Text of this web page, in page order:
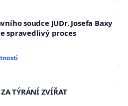
soudce JUDr. Josefa Baxy
spravedlivý proces
ZA TÝRÁNÍ ZVÍŘAT